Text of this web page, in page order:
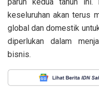
keseluruhan akan terus
global dan domestik
diperlukan dalam
bisnis.